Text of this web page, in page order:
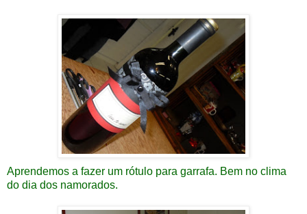
Aprendemos a fazer um rótulo para garrafa. Bem no clima
do dia dos namorados.